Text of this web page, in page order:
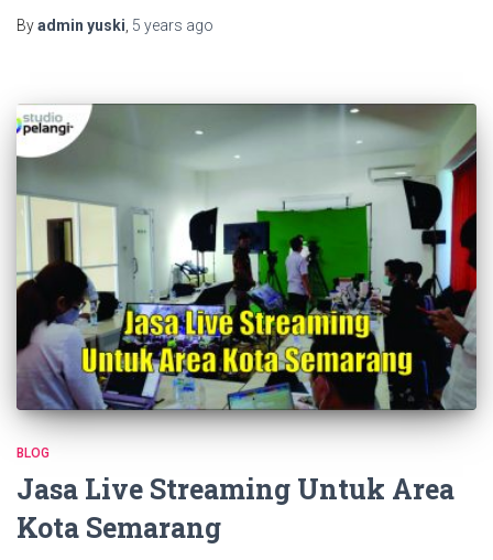
Byadmin yuski 5 years ago
BLOG
Jasa Live Streaming Untuk Area
Kota Semarang